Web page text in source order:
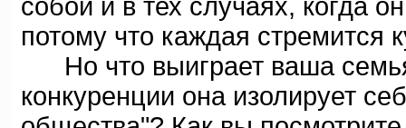
собой и в тех случаях, когда
потому что каждая стремится
Но что выиграет ваша
конкуренции она изолирует